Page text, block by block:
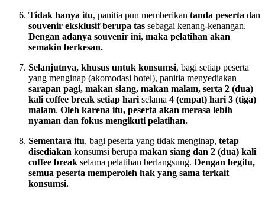
Tidak hanya itu, panitia pun memberikan tanda peserta dan
souvenir eksklusif berupa tas sebagai kenang-kenangan.
Dengan adanya souvenir ini, maka pelatihan akan
semakin berkesan.
Selanjutnya, khusus untuk konsumsi, bagi setiap peserta
yang menginap (akomodasi hotel), panitia menyediakan
sarapan pagi, makan siang, makan malam, serta 2 (dua)
kali coffee break setiap hari selama 4 (empat) hari 3 (tiga)
malam. Oleh karena itu, peserta akan merasa lebih
nyaman dan fokus mengikuti pelatihan.
Sementara itu, bagi peserta yang tidak menginap, tetap
disediakan konsumsi berupa makan siang dan 2 (dua) kali
coffee break selama pelatihan berlangsung. Dengan begitu,
semua peserta memperoleh hak yang sama terkait
konsumsi.